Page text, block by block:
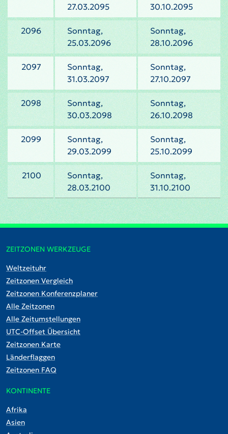
27.03.2095
30.10.2095
2096
Sonntag,
25.03.2096
Sonntag,
28.10.2096
2097
Sonntag,
31.03.2097
Sonntag,
27.10.2097
2098
Sonntag,
30.03.2098
Sonntag,
26.10.2098
2099
Sonntag,
29.03.2099
Sonntag,
25.10.2099
2100
Sonntag,
28.03.2100
Sonntag,
31.10.2100
ZEITZONEN WERKZEUGE
Weltzeituhr
Zeitzonen Vergleich
Zeitzonen Konferenzplaner
Alle Zeitzonen
Alle Zeitumstellungen
UTC-Offset Übersicht
Zeitzonen Karte
Länderflaggen
Zeitzonen FAQ
KONTINENTE
Afrika
Asien